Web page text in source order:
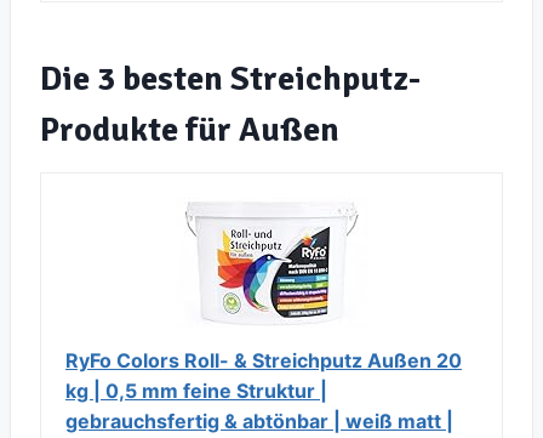
Die 3 besten Streichputz-
Produkte für Außen
RyFo Colors Roll- & Streichputz Außen 20
kg | 0,5 mm feine Struktur |
gebrauchsfertig & abtönbar | weiß matt |